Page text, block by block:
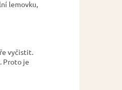
lemovku,
vyčistit.
Proto je